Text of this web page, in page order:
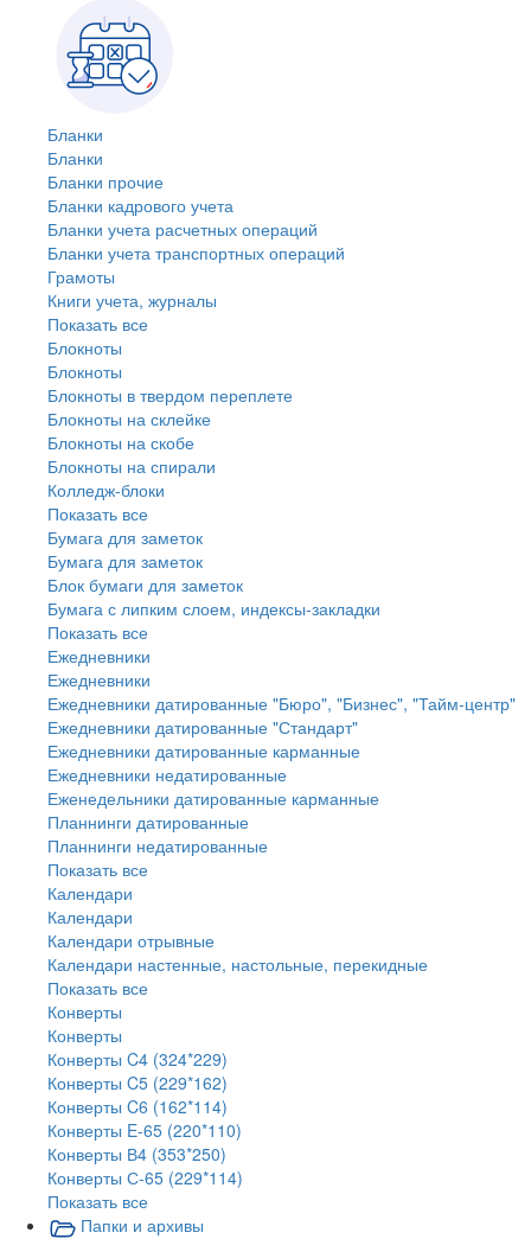
Бланки
Бланки
Бланки прочие
Бланки кадрового учета
Бланки учета расчетных операций
Бланки учета транспортных операций
Грамоты
Книги учета, журналы
Показать все
Блокноты
Блокноты
Блокноты в твердом переплете
Блокноты на склейке
Блокноты на скобе
Блокноты на спирали
Колледж-блоки
Показать все
Бумага для заметок
Бумага для заметок
Блок бумаги для заметок
Бумага с липким слоем, индексы-закладки
Показать все
Ежедневники
Ежедневники
Ежедневники датированные "Бюро", "Бизнес", "Тайм-центр"
Ежедневники датированные "Стандарт"
Ежедневники датированные карманные
Ежедневники недатированные
Еженедельники датированные карманные
Планнинги датированные
Планнинги недатированные
Показать все
Календари
Календари
Календари отрывные
Календари настенные, настольные, перекидные
Показать все
Конверты
Конверты
Конверты C4 (324*229)
Конверты C5 (229*162)
Конверты C6 (162*114)
Конверты E-65 (220*110)
Конверты В4 (353*250)
Конверты С-65 (229*114)
Показать все
Папки и архивы